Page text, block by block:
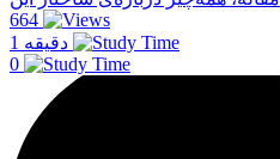
664
1 دقیقه
0